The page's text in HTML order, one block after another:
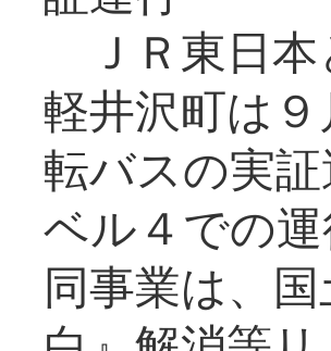
ＪＲ東日本
軽井沢町は
転バスの実
ベル４での
同事業は、